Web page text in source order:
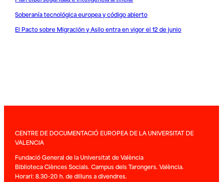
Soberanía tecnológica europea y código abierto
El Pacto sobre Migración y Asilo entra en vigor el 12 de junio
CENTRE DE DOCUMENTACIÓ EUROPEA DE LA UNIVERSITAT DE
VALENCIA
Fundació General de la Universitat de València
Biblioteca Ciènces Socials. Campus dels Tarongers. València.
Horari: 8.30-20 h. de dilluns a divendres.